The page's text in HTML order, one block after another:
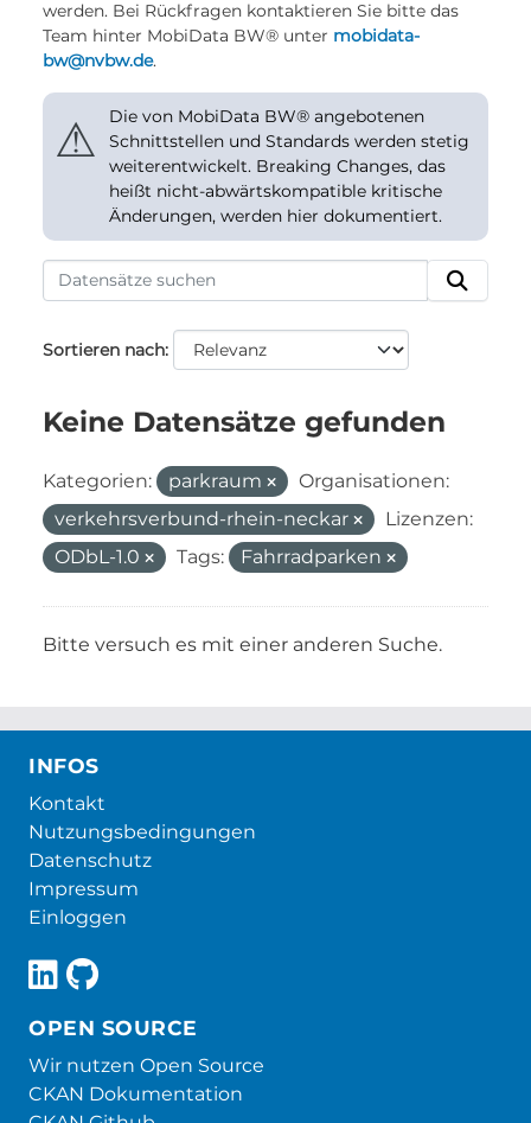
werden. Bei Rückfragen kontaktieren Sie bitte das
Team hinter MobiData BW® unter mobidata-
bw@nvbw.de.
⚠
Die von MobiData BW® angebotenen
Schnittstellen und Standards werden stetig
weiterentwickelt. Breaking Changes, das
heißt nicht-abwärtskompatible kritische
Änderungen, werden hier dokumentiert.
Sortieren nach
Keine Datensätze gefunden
Kategorien: parkraum
Organisationen:
verkehrsverbund-rhein-neckar
Lizenzen:
ODbL-1.0
Tags: Fahrradparken
Bitte versuch es mit einer anderen Suche.
INFOS
Kontakt
Nutzungsbedingungen
Datenschutz
Impressum
Einloggen
OPEN SOURCE
Wir nutzen Open Source
CKAN Dokumentation